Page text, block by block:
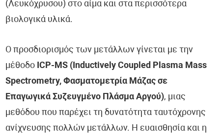
(Λευκόχρυσου) στο αίμα και στα περισσότερα
βιολογικά υλικά.
Ο προσδιορισμός των μετάλλων γίνεται με την
μέθοδο ICP-MS (Inductively Coupled Plasma Mass
Spectrometry, Φασματομετρία Μάζας σε
Επαγωγικά Συζευγμένο Πλάσμα Αργού), μιας
μεθόδου που παρέχει τη δυνατότητα ταυτόχρονης
ανίχνευσης πολλών μετάλλων. Η ευαισθησία και η